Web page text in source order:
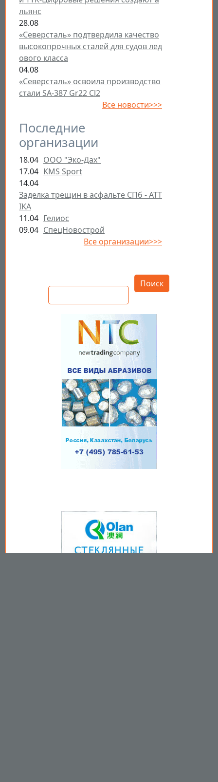
льянс
28.08
«Северсталь» подтвердила качество
высокопрочных сталей для судов лед
ового класса
04.08
«Северсталь» освоила производство
стали SA-387 Gr22 Cl2
Все новости>>>
Последние
организации
18.04 ООО "Эко-Дах"
17.04 KMS Sport
14.04
Заделка трещин в асфальте СПб - ATT
IKA
11.04 Гелиос
09.04 СпецНовострой
Все организации>>>